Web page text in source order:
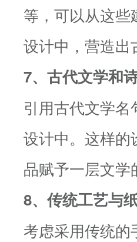
等，可以从这
设计中，营造出
7、古代文学和
引用古代文学
设计中。这样的
品赋予一层文学
8、传统工艺与
考虑采用传统的